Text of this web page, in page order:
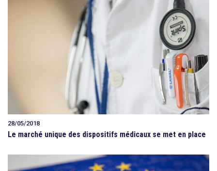
28/05/2018
Le marché unique des dispositifs médicaux se met en place